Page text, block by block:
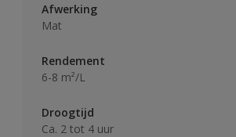
Afwerking
Mat
Rendement
6-8 m²/L
Droogtijd
Ca. 2 tot 4 uur